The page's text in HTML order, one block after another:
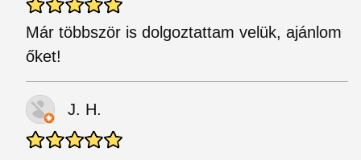
Már többször is dolgoztattam velük, ajánlom
őket!
J. H.